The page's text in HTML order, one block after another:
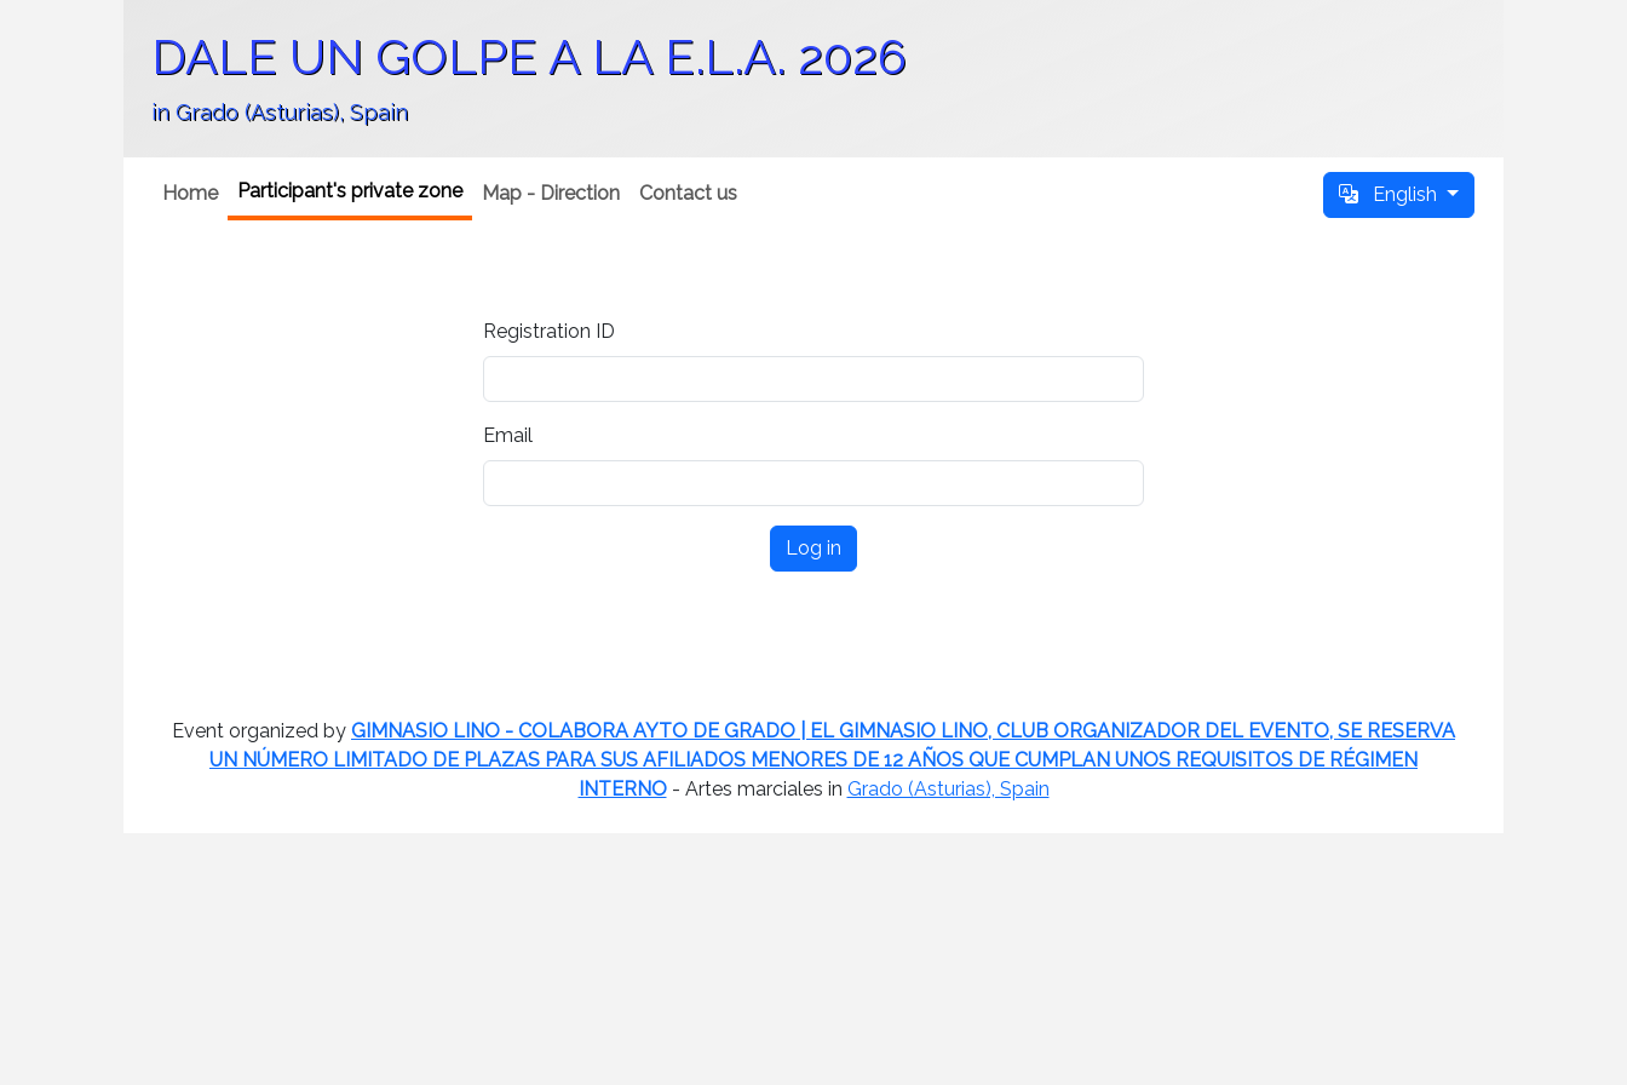
DALE UN GOLPE A LA E.L.A. 2026
in Grado (Asturias), Spain
Home Participant's private zone Map - Direction Contact us English
Registration ID
Email
Log in
Event organized by GIMNASIO LINO - COLABORA AYTO DE GRADO | EL GIMNASIO LINO, CLUB ORGANIZADOR DEL EVENTO, SE RESERVA
UN NÚMERO LIMITADO DE PLAZAS PARA SUS AFILIADOS MENORES DE 12 AÑOS QUE CUMPLAN UNOS REQUISITOS DE RÉGIMEN
INTERNO- Artes marciales in Grado (Asturias), Spain